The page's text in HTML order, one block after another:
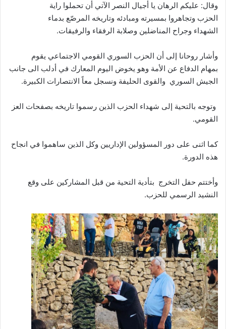
‎وقال: عليكم الرهان يا أجيال النصر الآتي أن تحملوا راية
الحزب وتجاهروا بمسيرته ومبادئه وتاريخه المرصّع بدماء
الشهداء وجراح المناضلين وصلابة الرفقاء والرفيقات.
وأشار روحانا إلى أن الحزب السوري القومي الاجتماعي يقوم
بمهام الدفاع عن الأمة وهو يخوض اليوم المعارك في أدلب الى جانب
الجيش السوري والقوى الحليفة ونسجل معاً الانتصارات الكبيرة.
‎ وتوجه بالتحية إلى شهداء الحزب الذين رسموا تاريخه بصفحات العز
القومي.
كما اثنى على دور المسؤولين الإداريين وكل الذين ساهموا في انجاح
هذه الدورة.
‎وأختتم حفل التخرج بتأدية التحية من قبل المشاركين على وقع
النشيد الرسمي للحزب.